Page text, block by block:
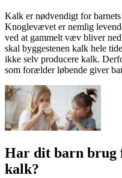
Kalk er nødvendigt for
Knoglevævet er nemlig
ved at gammelt væv bliver
skal byggestenen kalk hele
ikke selv producere kalk.
som forælder løbende giver
Har dit barn brug
kalk?